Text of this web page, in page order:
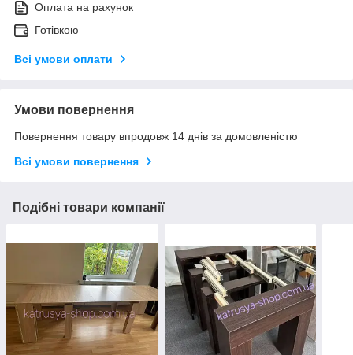
Оплата на рахунок
Готівкою
Всі умови оплати
Умови повернення
Повернення товару впродовж 14 днів за домовленістю
Всі умови повернення
Подібні товари компанії